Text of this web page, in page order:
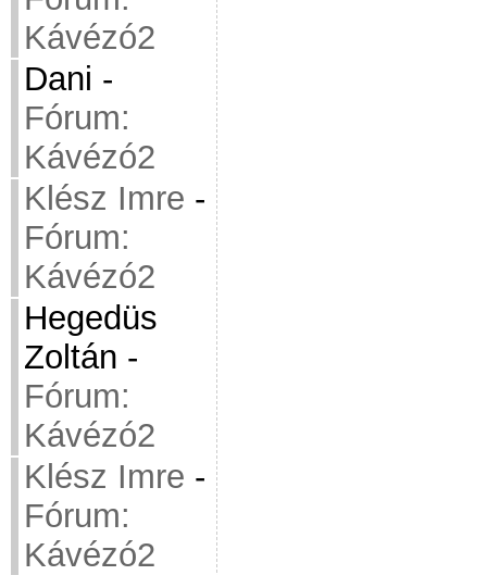
Kávézó2
Dani -
Fórum:
Kávézó2
Klész Imre -
Fórum:
Kávézó2
Hegedüs
Zoltán -
Fórum:
Kávézó2
Klész Imre -
Fórum:
Kávézó2